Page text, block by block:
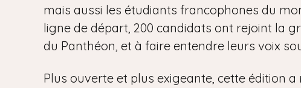
mais aussi les étudiants francophones du
ligne de départ, 200 candidats ont rejoint la
du Panthéon, et à faire entendre leurs voix
Plus ouverte et plus exigeante, cette édition